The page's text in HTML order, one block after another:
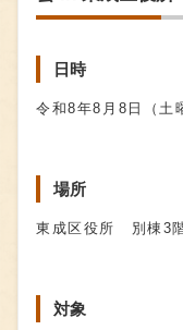
日時
令和8年8月8日（土
場所
東成区役所 別棟3
対象